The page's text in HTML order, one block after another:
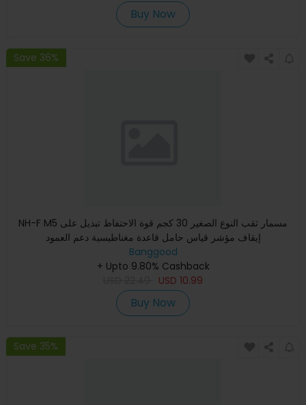
Buy Now
Save 36%
NH-F M5 مسمار ثقب النوع الصغير 30 كجم قوة الاحتفاظ تبديل على
إيقاف مؤشر قياس حامل قاعدة مغناطيسية دعم العمود
Banggood
+ Upto 9.80% Cashback
USD 10.99
Buy Now
Save 35%